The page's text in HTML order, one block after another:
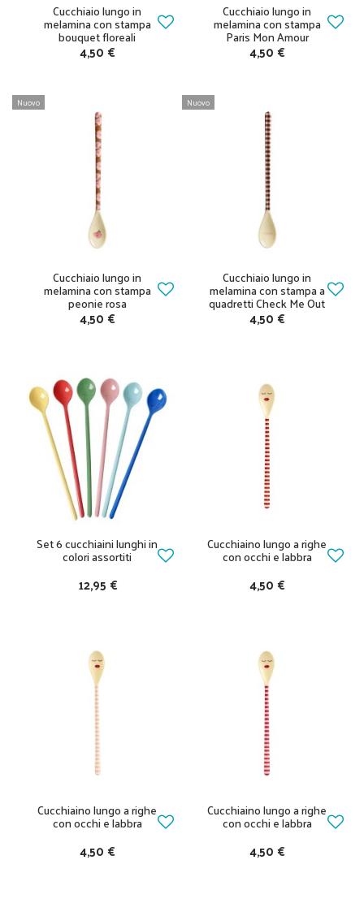
Cucchiaio lungo in
melamina con stampa
bouquet floreali
4,50 €
Cucchiaio lungo in
melamina con stampa
Paris Mon Amour
4,50 €
Nuovo
Cucchiaio lungo in
melamina con stampa
peonie rosa
4,50 €
Nuovo
Cucchiaio lungo in
melamina con stampa a
quadretti Check Me Out
4,50 €
Set 6 cucchiaini lunghi in
colori assortiti
12,95 €
Cucchiaino lungo a righe
con occhi e labbra
4,50 €
Cucchiaino lungo a righe
con occhi e labbra
4,50 €
Cucchiaino lungo a righe
con occhi e labbra
4,50 €